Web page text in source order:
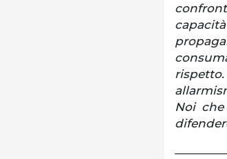
Noi